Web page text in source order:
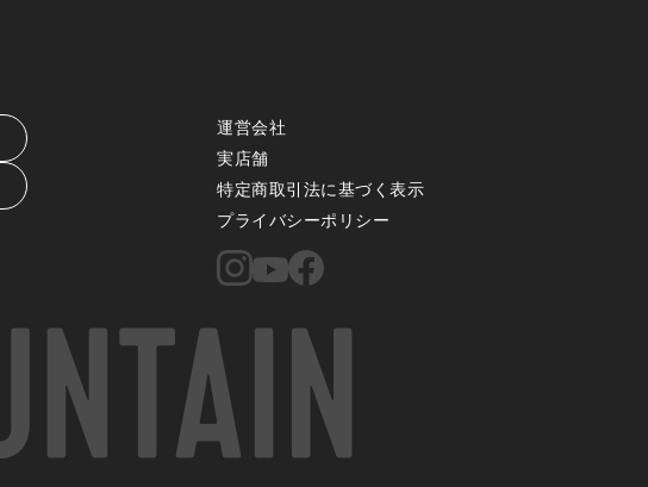
運営会社
実店舗
特定商取引法に基づく表示
プライバシーポリシー